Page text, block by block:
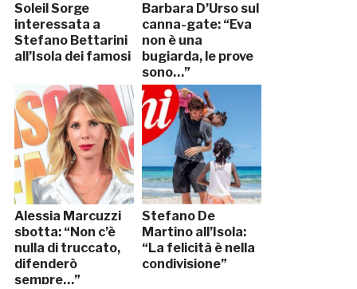
Soleil Sorge
interessata a
Stefano Bettarini
all’Isola dei famosi
Barbara D’Urso sul
canna-gate: “Eva
non è una
bugiarda, le prove
sono…”
Alessia Marcuzzi
sbotta: “Non c’è
nulla di truccato,
difenderò
sempre…”
Stefano De
Martino all’Isola:
“La felicità è nella
condivisione”